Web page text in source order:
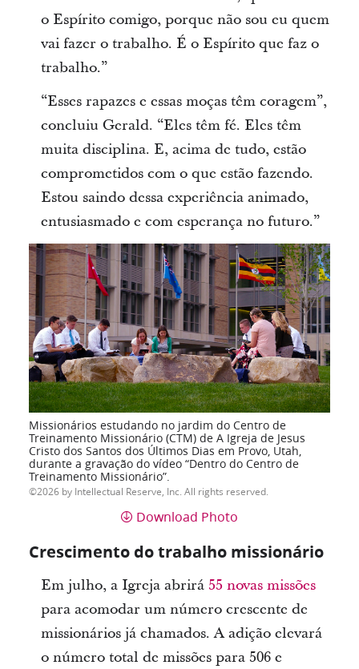
o Espírito comigo, porque não sou eu quem
vai fazer o trabalho. É o Espírito que faz o
trabalho.”
“Esses rapazes e essas moças têm coragem”,
concluiu Gerald. “Eles têm fé. Eles têm
muita disciplina. E, acima de tudo, estão
comprometidos com o que estão fazendo.
Estou saindo dessa experiência animado,
entusiasmado e com esperança no futuro.”
Missionários estudando no jardim do Centro de
Treinamento Missionário (CTM) de A Igreja de Jesus
Cristo dos Santos dos Últimos Dias em Provo, Utah,
durante a gravação do vídeo “Dentro do Centro de
Treinamento Missionário”.
2026 by Intellectual Reserve, Inc. All rights reserved.
Download Photo
Crescimento do trabalho missionário
Em julho, a Igreja abrirá 55 novas missões
para acomodar um número crescente de
missionários já chamados. A adição elevará
o número total de missões para 506 e